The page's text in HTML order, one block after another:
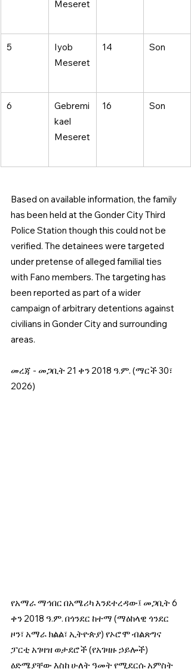
Meseret
5
Iyob
Meseret
14 Son
6
Gebremi
kael
Meseret
16 Son
Based on available information, the family
has been held at the Gonder City Third
Police Station though this could not be
verified. The detainees were targeted
under pretense of alleged familial ties
with Fano members. The targeting has
been reported as part of a wider
campaign of arbitrary detentions against
civilians in Gonder City and surrounding
areas.
መረጃ - መጋቢት 21 ቀን 2018 ዓ.ም. (ማርች 30፣
2026)
የአማራ ማኅበር በአሜሪካ እንደተረዳው፤ መጋቢት 6
ቀን 2018 ዓ.ም. በጎንደር ከተማ (ማዕከላዊ ጎንደር
ዞን፣ አማራ ክልል፣ ኢትዮጵያ) የኦሮሞ ብልጽግና
ፓርቲ አገዛዝ ወታደሮች (የአገዛዙ ኃይሎች)
ዕድሜያቸው እስከ ሁለት ዓመት የሚደርሱ አምስት